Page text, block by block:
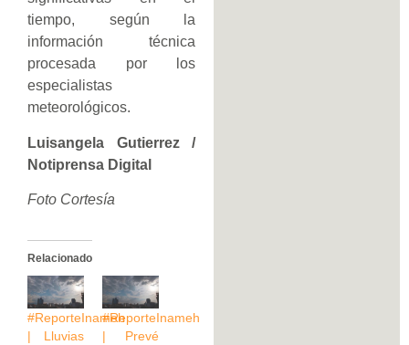
tiempo, según la
información técnica
procesada por los
especialistas
meteorológicos.
Luisangela Gutierrez /
Notiprensa Digital
Foto Cortesía
Relacionado
#ReporteInameh
| Lluvias
#ReporteInameh
| Prevé